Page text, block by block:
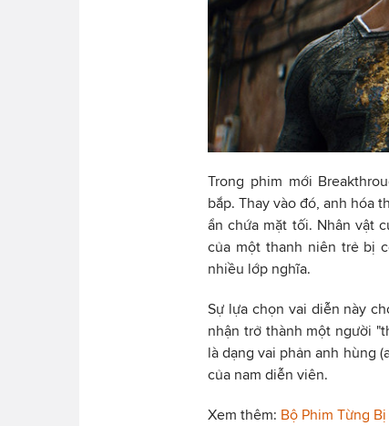
Trong phim mới
bắp. Thay vào đó, anh hóa
ẩn chứa mặt tối. Nhân vật
của một thanh niên trẻ bị
nhiều lớp nghĩa.
Sự lựa chọn vai diễn này
nhận trở thành một người
là dạng vai phản anh hùng
của nam diễn viên.
Xem thêm: Bộ Phim Từng